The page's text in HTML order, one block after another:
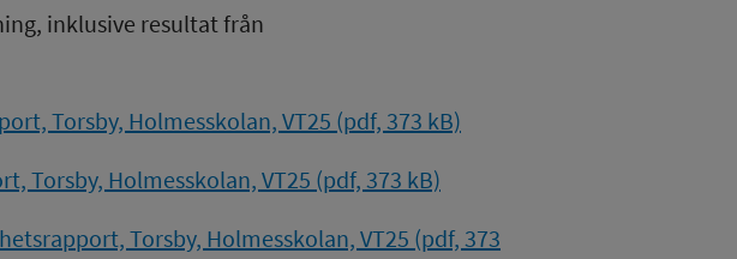
inklusive resultat från
Torsby, Holmesskolan, VT25 (pdf, 373 kB)
Torsby, Holmesskolan, VT25 (pdf, 373 kB)
Torsby, Holmesskolan, VT25 (pdf, 373